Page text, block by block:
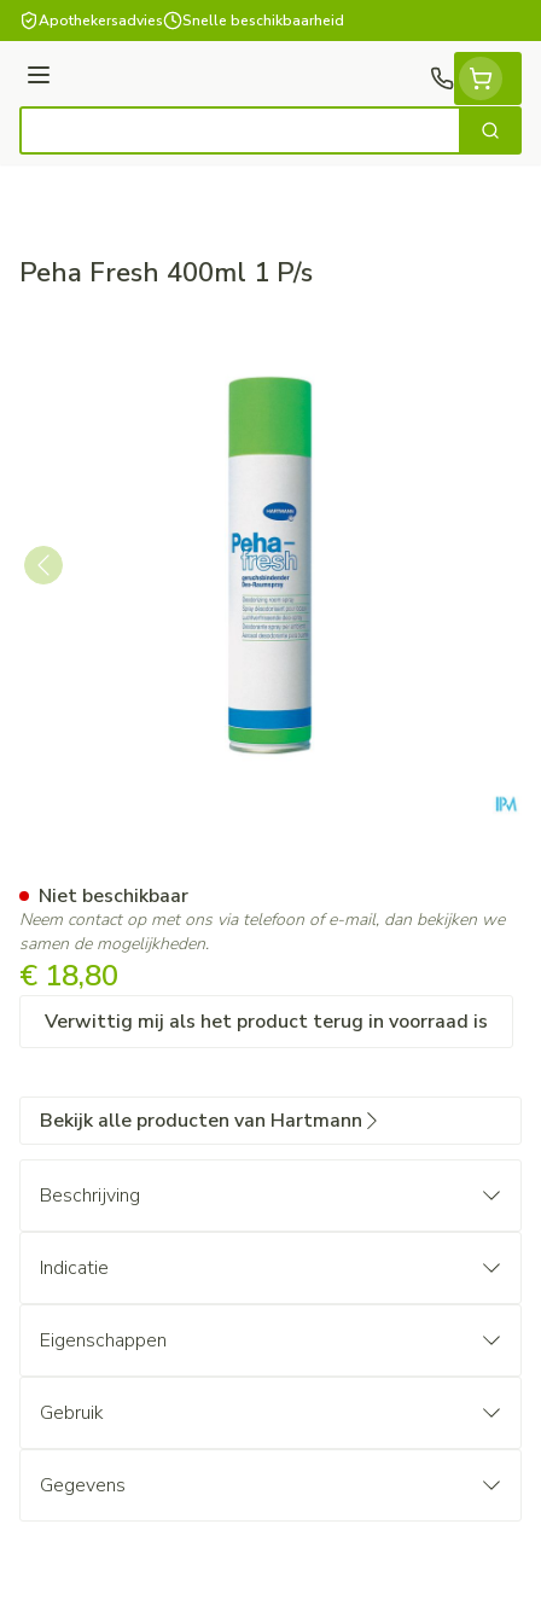
Ga naar de inhoud
Apothekersadvies Snelle beschikbaarheid
Menu
Zoek
Peha Fresh 400ml 1 P/s
€ 18,80
Verwittig mij als het product terug in voorraad is
Niet beschikbaar
Neem contact op met ons via telefoon of e-mail, dan bekijken we
samen de mogelijkheden.
Bekijk alle producten van Hartmann
Beschrijving
Indicatie
Eigenschappen
Gebruik
Gegevens